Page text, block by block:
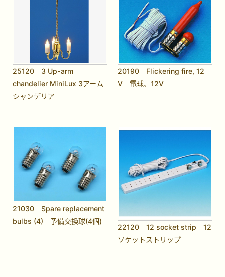
25120 3 Up-arm
chandelier MiniLux 3アーム
シャンデリア
20190 Flickering fire, 12
V 電球、12V
21030 Spare replacement
bulbs (4) 予備交換球(4個)
22120 12 socket strip 12
ソケットストリップ